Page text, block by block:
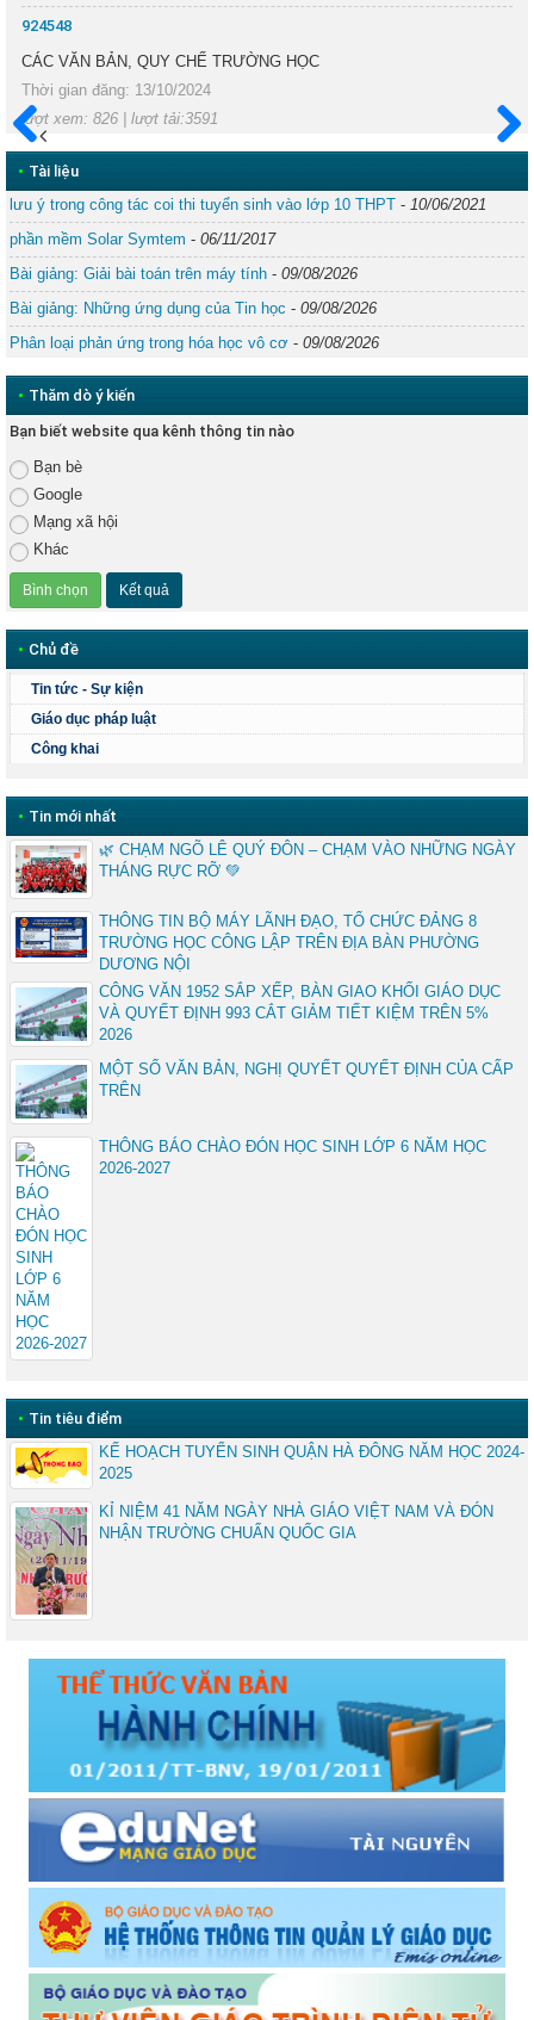
Sau
Trước
924548
CÁC VĂN BẢN, QUY CHẾ TRƯỜNG HỌC
Thời gian đăng: 13/10/2024
lượt xem: 826 | lượt tải:3591
• Tài liệu
lưu ý trong công tác coi thi tuyển sinh vào lớp 10 THPT - 10/06/2021
phần mềm Solar Symtem - 06/11/2017
Bài giảng: Giải bài toán trên máy tính - 09/08/2026
Bài giảng: Những ứng dụng của Tin học - 09/08/2026
Phân loại phản ứng trong hóa học vô cơ - 09/08/2026
• Thăm dò ý kiến
Bạn biết website qua kênh thông tin nào
Bạn bè
Google
Mạng xã hội
Khác
• Chủ đề
Tin tức - Sự kiện
Giáo dục pháp luật
Công khai
• Tin mới nhất
🌿 CHẠM NGÕ LÊ QUÝ ĐÔN – CHẠM VÀO NHỮNG NGÀY
THÁNG RỰC RỠ 💚
THÔNG TIN BỘ MÁY LÃNH ĐẠO, TỔ CHỨC ĐẢNG 8
TRƯỜNG HỌC CÔNG LẬP TRÊN ĐỊA BÀN PHƯỜNG
DƯƠNG NỘI
CÔNG VĂN 1952 SẮP XẾP, BÀN GIAO KHỐI GIÁO DỤC
VÀ QUYẾT ĐỊNH 993 CẮT GIẢM TIẾT KIỆM TRÊN 5%
2026
MỘT SỐ VĂN BẢN, NGHỊ QUYẾT QUYẾT ĐỊNH CỦA CẤP
TRÊN
THÔNG BÁO CHÀO ĐÓN HỌC SINH LỚP 6 NĂM HỌC
2026-2027
• Tin tiêu điểm
KẾ HOẠCH TUYỂN SINH QUẬN HÀ ĐÔNG NĂM HỌC 2024-
2025
KỈ NIỆM 41 NĂM NGÀY NHÀ GIÁO VIỆT NAM VÀ ĐÓN
NHẬN TRƯỜNG CHUẨN QUỐC GIA